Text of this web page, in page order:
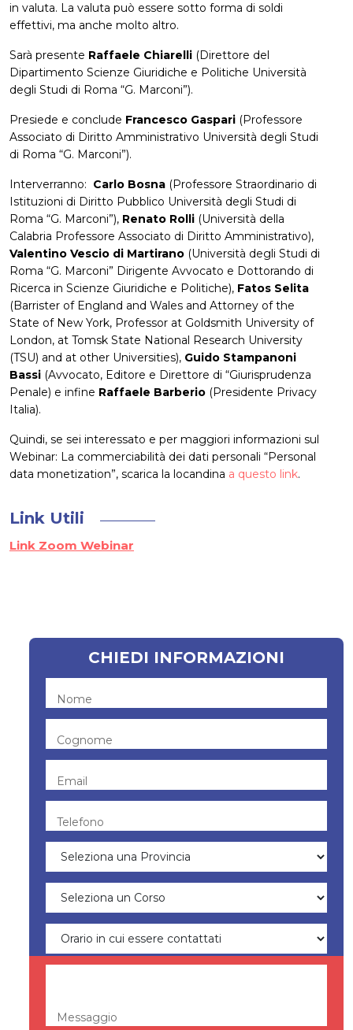
in valuta. La valuta può essere sotto forma di soldi
effettivi, ma anche molto altro.
Sarà presente Raffaele Chiarelli (Direttore del
Dipartimento Scienze Giuridiche e Politiche Università
degli Studi di Roma “G. Marconi”).
Presiede e conclude Francesco Gaspari (Professore
Associato di Diritto Amministrativo Università degli Studi
di Roma “G. Marconi”).
Interverranno: Carlo Bosna (Professore Straordinario di
Istituzioni di Diritto Pubblico Università degli Studi di
Roma “G. Marconi”), Renato Rolli (Università della
Calabria Professore Associato di Diritto Amministrativo),
Valentino Vescio di Martirano (Università degli Studi di
Roma “G. Marconi” Dirigente Avvocato e Dottorando di
Ricerca in Scienze Giuridiche e Politiche), Fatos Selita
(Barrister of England and Wales and Attorney of the
State of New York, Professor at Goldsmith University of
London, at Tomsk State National Research University
(TSU) and at other Universities), Guido Stampanoni
Bassi (Avvocato, Editore e Direttore di “Giurisprudenza
Penale) e infine Raffaele Barberio (Presidente Privacy
Italia).
Quindi, se sei interessato e per maggiori informazioni sul
Webinar: La commerciabilità dei dati personali “Personal
data monetization”, scarica la locandina a questo link.
Link Utili
Link Zoom Webinar
CHIEDI INFORMAZIONI
Nome
Cognome
Email
Telefono
Messaggio